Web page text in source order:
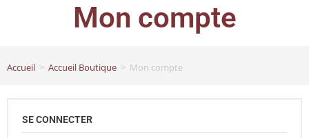
Mon compte
Accueil > Accueil Boutique > Mon compte
SE CONNECTER